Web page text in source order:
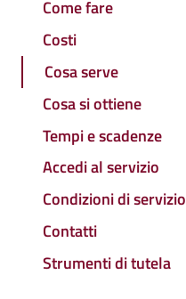
Come fare
Costi
Cosa serve
Cosa si ottiene
Tempi e scadenze
Accedi al servizio
Condizioni di servizio
Contatti
Strumenti di tutela